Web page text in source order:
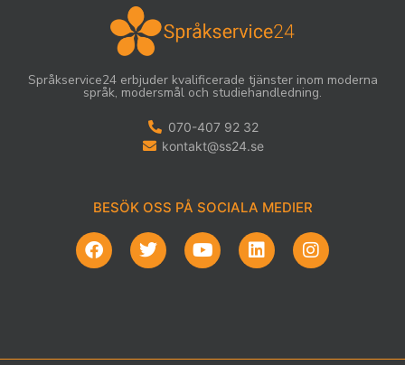
Språkservice24 erbjuder kvalificerade tjänster inom moderna
språk, modersmål och studiehandledning.
070-407 92 32
kontakt@ss24.se
BESÖK OSS PÅ SOCIALA MEDIER